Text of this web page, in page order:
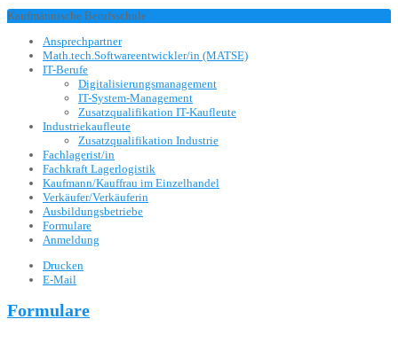
Kaufmännische Berufsschule
Ansprechpartner
Math.tech.Softwareentwickler/in (MATSE)
IT-Berufe
Digitalisierungsmanagement
IT-System-Management
Zusatzqualifikation IT-Kaufleute
Industriekaufleute
Zusatzqualifikation Industrie
Fachlagerist/in
Fachkraft Lagerlogistik
Kaufmann/Kauffrau im Einzelhandel
Verkäufer/Verkäuferin
Ausbildungsbetriebe
Formulare
Anmeldung
Drucken
E-Mail
Formulare